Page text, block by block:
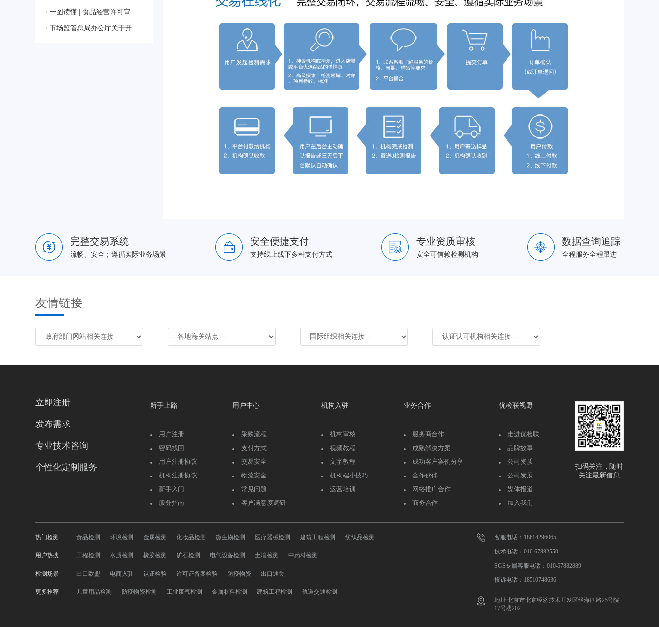
• 一图读懂 | 食品经营许可审查通则
• 市场监管总局办公厅关于开展2024年国家级检验检测机构能力验证工作的通知
完整交易系统
流畅、安全；遵循实际业务场景
安全便捷支付
支持线上线下多种支付方式
专业资质审核
安全可信赖检测机构
数据查询追踪
全程服务全程跟进
友情链接
立即注册
发布需求
专业技术咨询
个性化定制服务
新手上路
用户注册
密码找回
用户注册协议
机构注册协议
新手入门
服务指南
用户中心
采购流程
支付方式
交易安全
物流安全
常见问题
客户满意度调研
机构入驻
机构审核
视频教程
文字教程
机构端小技巧
运营培训
业务合作
服务商合作
成熟解决方案
成功客户案例分享
合作伙伴
网络推广合作
商务合作
优检联视野
走进优检联
品牌故事
公司资质
公司发展
媒体报道
加入我们
扫码关注，随时
关注最新信息
热门检测 食品检测 环境检测 金属检测 化妆品检测 微生物检测 医疗器械检测 建筑工程检测 纺织品检测
用户热搜 工程检测 水质检测 橡胶检测 矿石检测 电气设备检测 土壤检测 中药材检测
检测场景 出口欧盟 电商入驻 认证检验 许可证备案检验 防疫物资 出口通关
更多推荐 儿童用品检测 防疫物资检测 工业废气检测 金属材料检测 建筑工程检测 轨道交通检测
客服电话：18614296065
技术电话：010-67882559
SGS专属客服电话：010-67882889
投诉电话：18510748636
地址:北京市北京经济技术开发区经海四路25号院
17号楼202